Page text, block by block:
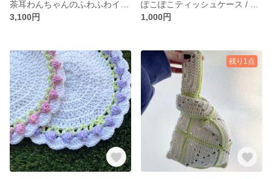
3,100円
1,000円
残り1点